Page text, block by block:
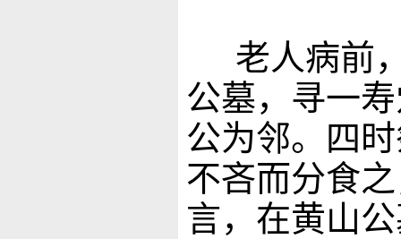
老人病前，
公墓，寻一
公为邻。四
不吝而分食
言，在黄山